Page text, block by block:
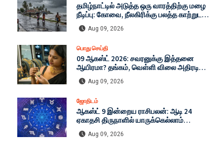
தமிழ்நாட்டில் அடுத்த ஒரு வாரத்திற்கு மழை
நீடிப்பு: கோவை, நீலகிரிக்கு பலத்த காற்றுடன்
கனமழை எச்சரிக்கை - இன்றைய முழு
வானிலை நிலவரம்!
Aug 09, 2026
பொது செய்தி
09 ஆகஸ்ட் 2026: சவரனுக்கு இத்தனை
ஆயிரமா? தங்கம், வெள்ளி விலை அதிரடி
மாற்றம்! இன்றைய முழு நிலவரம்!
Aug 09, 2026
ஜோதிடம்
ஆகஸ்ட் 9 இன்றைய ராசிபலன்: ஆடி 24
ஏகாதசி திருநாளில் யாருக்கெல்லாம்
அதிர்ஷ்டம் அடிக்கப் போகிறது?
Aug 09, 2026